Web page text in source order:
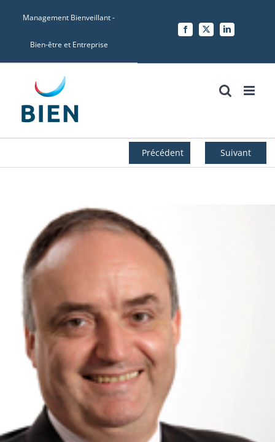
Management Bienveillant -
Bien-être et Entreprise
Facebook
X LinkedIn
Précédent Suivant
agrandie